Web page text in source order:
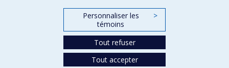
Nos départements et écolesPersonnaliser les
témoins
>
Tout refuser
Tout accepter